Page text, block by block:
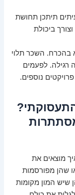
תיתכן תחושת
ביכולת
בהכרח. השכר תלוי
רגילה. לפעמים
נוספים.
מוצאים את
שהן מפורסמות
שיש המון מקומות